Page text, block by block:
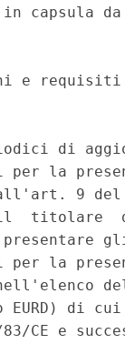
in capsula
e
di
per la
9 del
il  titolare
presentare
per la
EURD) di
CE e